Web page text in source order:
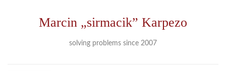
Marcin „sirmacik” Karpezo
solving problems since 2007